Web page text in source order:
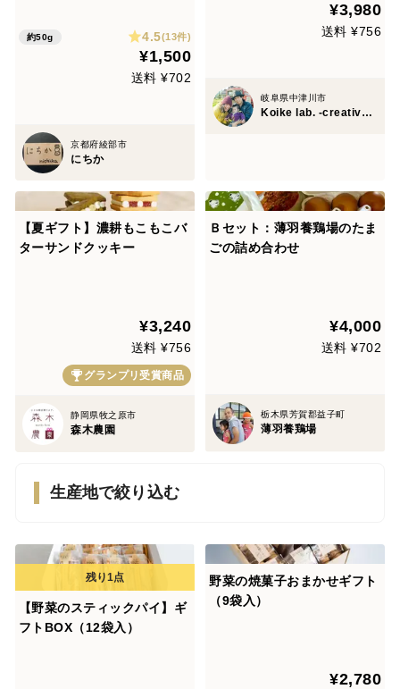
約50g 4.5(13件)
¥1,500
送料 ¥702
京都府綾部市
にちか
¥3,980
送料 ¥756
岐阜県中津川市
Koike lab. -creative office-
【夏ギフト】濃耕もこもこバ
ターサンドクッキー
¥3,240
送料 ¥756
グランプリ受賞商品
静岡県牧之原市
森木農園
Ｂセット：薄羽養鶏場のたま
ごの詰め合わせ
¥4,000
送料 ¥702
栃木県芳賀郡益子町
薄羽養鶏場
【野菜のスティックパイ】ギ
フトBOX（12袋入）
野菜の焼菓子おまかせギフト
（9袋入）
¥2,780
生産地で絞り込む